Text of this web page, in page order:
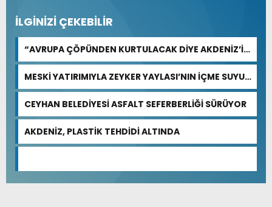
İLGİNİZİ ÇEKEBİLİR
“AVRUPA ÇÖPÜNDEN KURTULACAK DİYE AKDENİZ’İ
FEDA EDEMEZSİNİZ!”
MESKİ YATIRIMIYLA ZEYKER YAYLASI’NIN İÇME SUYU
KAPASİTESİ GÜÇLENDİRİLDİ
CEYHAN BELEDİYESİ ASFALT SEFERBERLİĞİ SÜRÜYOR
AKDENİZ, PLASTİK TEHDİDİ ALTINDA